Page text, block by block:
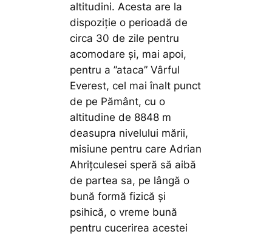
altitudini. Acesta are la
dispoziție o perioadă de
circa 30 de zile pentru
acomodare și, mai apoi,
pentru a ”ataca” Vârful
Everest, cel mai înalt punct
de pe Pământ, cu o
altitudine de 8848 m
deasupra nivelului mării,
misiune pentru care Adrian
Ahrițculesei speră să aibă
de partea sa, pe lângă o
bună formă fizică și
psihică, o vreme bună
pentru cucerirea acestei